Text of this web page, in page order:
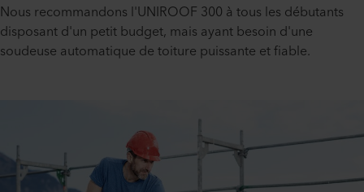
Nous recommandons l'UNIROOF 300 à tous les débutants
disposant d'un petit budget, mais ayant besoin d'une
soudeuse automatique de toiture puissante et fiable.